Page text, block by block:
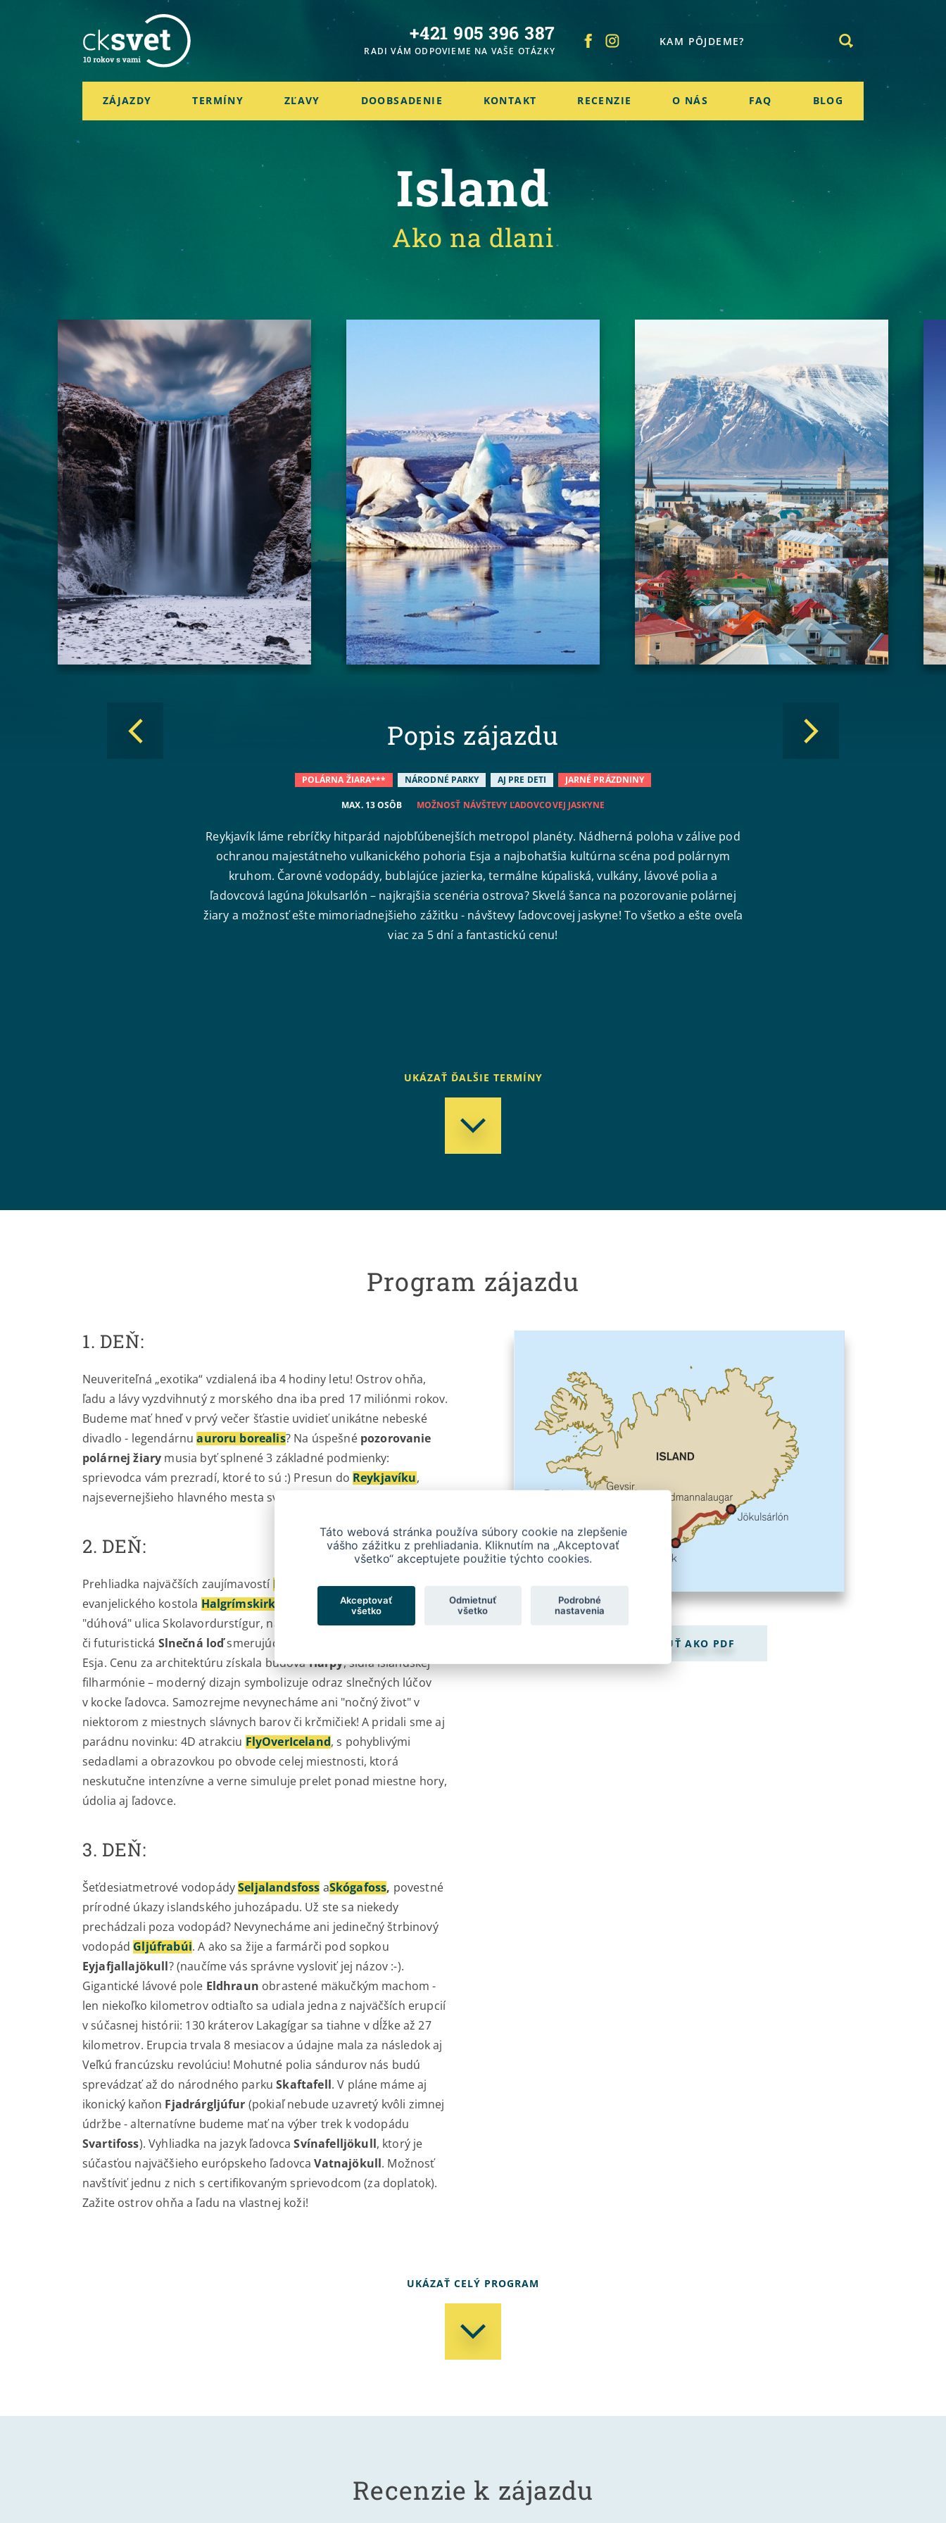
+421 905 396 387
RADI VÁM ODPOVIEME NA VAŠE OTÁZKY
ZÁJAZDY TERMÍNY ZĽAVY DOOBSADENIE KONTAKT RECENZIE O NÁS FAQ BLOG
Island
Ako na dlani
Popis zájazdu
POLÁRNA ŽIARA*** NÁRODNÉ PARKY AJ PRE DETI JARNÉ PRÁZDNINY
MAX. 13 OSÔB MOŽNOSŤ NÁVŠTEVY ĽADOVCOVEJ JASKYNE
Reykjavík láme rebríčky hitparád najobľúbenejších metropol planéty. Nádherná poloha v zálive pod
ochranou majestátneho vulkanického pohoria Esja a najbohatšia kultúrna scéna pod polárnym
kruhom. Čarovné vodopády, bublajúce jazierka, termálne kúpaliská, vulkány, lávové polia a
ľadovcová lagúna Jökulsarlón – najkrajšia scenéria ostrova? Skvelá šanca na pozorovanie polárnej
žiary a možnosť ešte mimoriadnejšieho zážitku - návštevy ľadovcovej jaskyne! To všetko a ešte oveľa
viac za 5 dní a fantastickú cenu!
UKÁZAŤ ĎALŠIE TERMÍNY
Program zájazdu
STIAHNUŤ AKO PDF
1. DEŇ:
Neuveriteľná „exotika“ vzdialená iba 4 hodiny letu! Ostrov ohňa,
ľadu a lávy vyzdvihnutý z morského dna iba pred 17 miliónmi rokov.
Budeme mať hneď v prvý večer šťastie uvidieť unikátne nebeské
divadlo - legendárnuauroru borealis? Na úspešné pozorovanie
polárnej žiary musia byť splnené 3 základné podmienky:
sprievodca vám prezradí, ktoré to sú :) Presun do Reykjavíku,
najsevernejšieho hlavného mesta sveta.
2. DEŇ:
Prehliadka najväčších zaujímavostí Reykjavíku: futuristická stavba
evanjelického kostola Halgrímskirkja
, nákupná ulička Laugarvegur,
"dúhová" ulica Skolavordurstígur, najznámejší stánok s hot-dogom,
či futuristická Slnečná loďsmerujúca k majestátnemu masívu hory
Esja. Cenu za architektúru získala budovaHarpy, sídla islandskej
filharmónie – moderný dizajn symbolizuje odraz slnečných lúčov
v kocke ľadovca. Samozrejme nevynecháme ani "nočný život" v
niektorom z miestnych slávnych barov či krčmičiek! A pridali sme aj
parádnu novinku: 4D atrakciu FlyOverIceland, s pohyblivými
sedadlami a obrazovkou po obvode celej miestnosti, ktorá
neskutučne intenzívne a verne simuluje prelet ponad miestne hory,
údolia aj ľadovce.
3. DEŇ:
Šeťdesiatmetrové vodopádySeljalandsfoss aSkógafoss, povestné
prírodné úkazy islandského juhozápadu. Už ste sa niekedy
prechádzali poza vodopád? Nevynecháme ani jedinečný štrbinový
vodopád Gljúfrabúi. A ako sa žije a farmárči pod sopkou
Eyjafjallajökull? (naučíme vás správne vysloviť jej názov :-).
Gigantické lávové pole Eldhraun obrastené mäkučkým machom -
len niekoľko kilometrov odtiaľto sa udiala jedna z najväčších erupcií
v súčasnej histórii: 130 kráterov Lakagígar sa tiahne v dĺžke až 27
kilometrov. Erupcia trvala 8 mesiacov a údajne mala za následok aj
Veľkú francúzsku revolúciu! Mohutné polia sándurov nás budú
sprevádzať až do národného parkuSkaftafell. V pláne máme aj
ikonický kaňon Fjadrárgljúfur (pokiaľ nebude uzavretý kvôli zimnej
údržbe - alternatívne budeme mať na výber trek k vodopádu
Svartifoss). Vyhliadka na jazyk ľadovcaSvínafelljökull, ktorý je
súčasťou najväčšieho európskeho ľadovcaVatnajökull. Možnosť
navštíviť jednu z nich s certifikovaným sprievodcom (za doplatok).
Zažite ostrov ohňa a ľadu na vlastnej koži!
UKÁZAŤ CELÝ PROGRAM
Recenzie k zájazdu
Táto webová stránka používa súbory cookie na zlepšenie
vášho zážitku z prehliadania. Kliknutím na „Akceptovať
všetko“ akceptujete použitie týchto cookies.
Akceptovať
všetko
Odmietnuť
všetko
Podrobné
nastavenia